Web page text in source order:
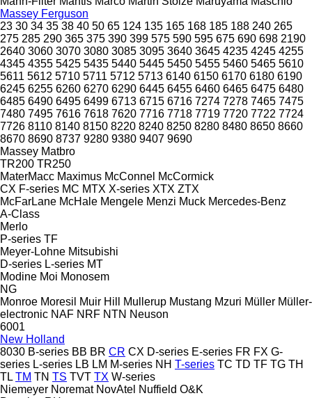
Massey Ferguson
23 30 34 35 38 40 50 65 124 135 165 168 185 188 240 265
275 285 290 365 375 390 399 575 590 595 675 690 698 2190
2640 3060 3070 3080 3085 3095 3640 3645 4235 4245 4255
4345 4355 5425 5435 5440 5445 5450 5455 5460 5465 5610
5611 5612 5710 5711 5712 5713 6140 6150 6170 6180 6190
6245 6255 6260 6270 6290 6445 6455 6460 6465 6475 6480
6485 6490 6495 6499 6713 6715 6716 7274 7278 7465 7475
7480 7495 7616 7618 7620 7716 7718 7719 7720 7722 7724
7726 8110 8140 8150 8220 8240 8250 8280 8480 8650 8660
8670 8690 8737 9280 9380 9407 9690
Massey Matbro
TR200 TR250
MaterMacc Maximus McConnel McCormick
CX F-series MC MTX X-series XTX ZTX
McFarLane McHale Mengele Menzi Muck Mercedes-Benz
A-Class
Merlo
P-series TF
Meyer-Lohne Mitsubishi
D-series L-series MT
Modine Moi Monosem
NG
Monroe Moresil Muir Hill Mullerup Mustang Mzuri Müller Müller-
electronic NAF NRF NTN Neuson
6001
New Holland
8030 B-series BB BR CR CX D-series E-series FR FX G-
series L-series LB LM M-series NH T-series TC TD TF TG TH
TL TM TN TS TVT TX W-series
Niemeyer Noremat NovAtel Nuffield O&K